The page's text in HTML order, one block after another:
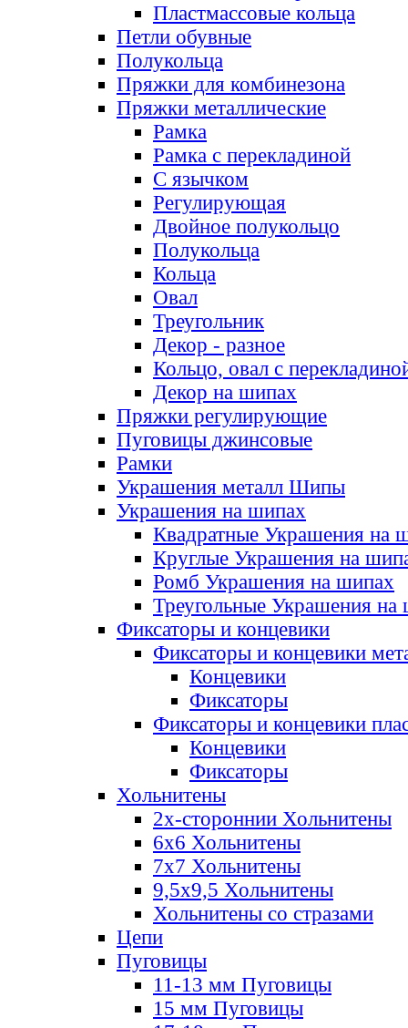
Пластмассовые кольца
Петли обувные
Полукольца
Пряжки для комбинезона
Пряжки металлические
Рамка
Рамка с перекладиной
С язычком
Регулирующая
Двойное полукольцо
Полукольца
Кольца
Овал
Треугольник
Декор - разное
Кольцо, овал с
Декор на шипах
Пряжки регулирующие
Пуговицы джинсовые
Рамки
Украшения металл Шипы
Украшения на шипах
Квадратные Украшения на
Круглые Украшения на
Ромб Украшения на шипах
Треугольные Украшения на
Фиксаторы и концевики
Фиксаторы и концевики
Концевики
Фиксаторы
Фиксаторы и концевики
Концевики
Фиксаторы
Хольнитены
2х-стороннии Хольнитены
6х6 Хольнитены
7х7 Хольнитены
9,5х9,5 Хольнитены
Хольнитены со стразами
Цепи
Пуговицы
11-13 мм Пуговицы
15 мм Пуговицы